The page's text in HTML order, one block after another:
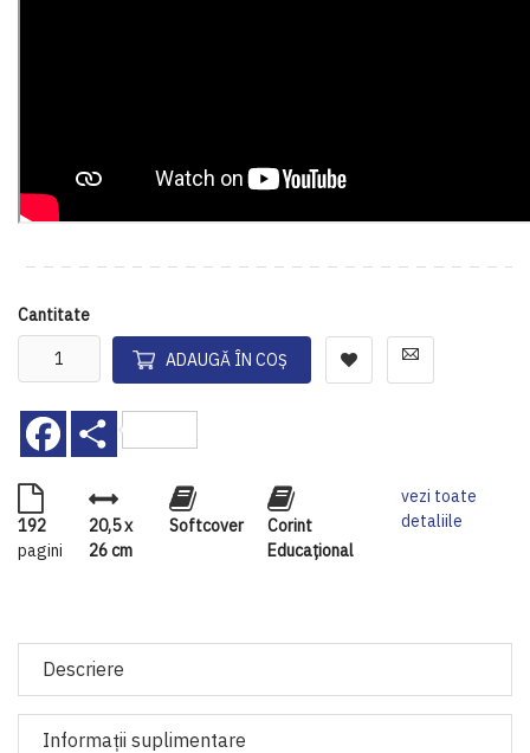
Cantitate
ADAUGĂ ÎN COȘ
Facebook
192
pagini
20,5 x
26 cm
Softcover
Corint
Educaţional
vezi toate
detaliile
Descriere
Informaţii suplimentare